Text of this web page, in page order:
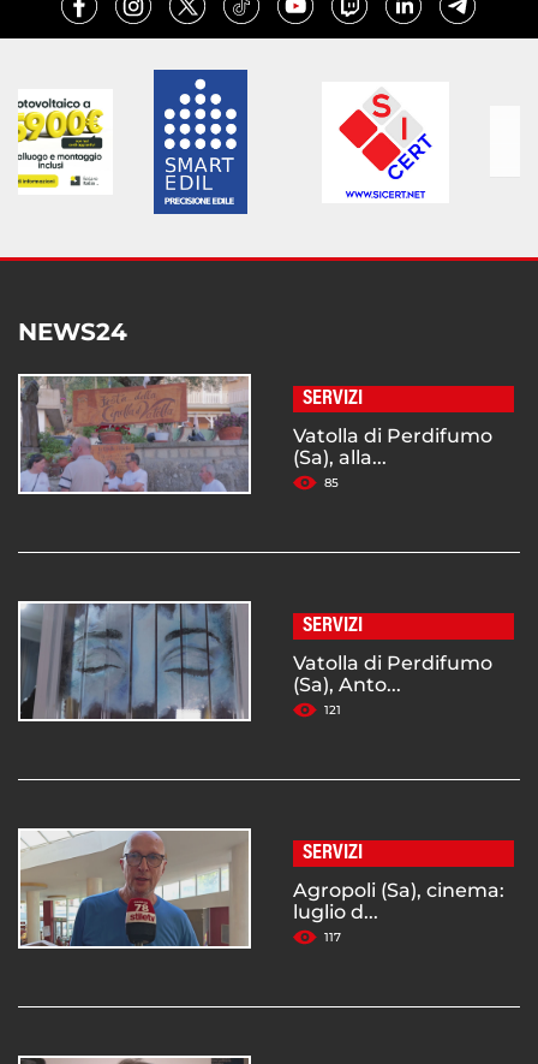
NEWS24
SERVIZI
Vatolla di Perdifumo
(Sa), alla...
85
SERVIZI
Vatolla di Perdifumo
(Sa), Anto...
121
SERVIZI
Agropoli (Sa), cinema:
luglio d...
117